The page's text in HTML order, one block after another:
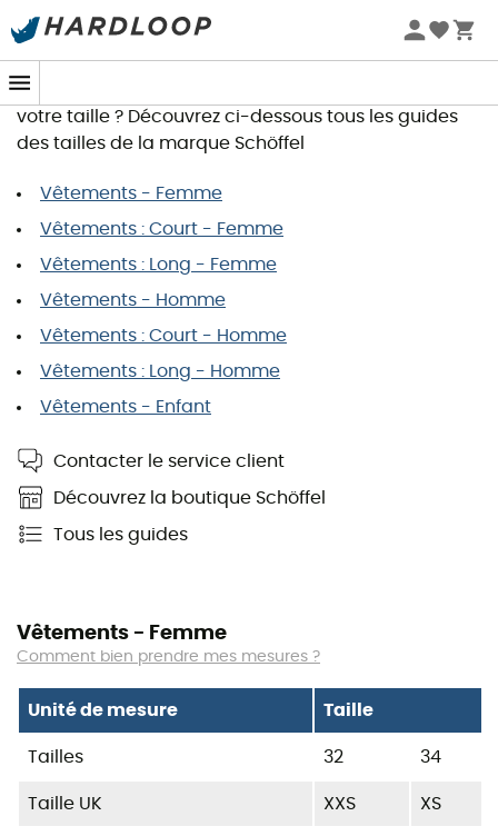
Guide des tailles Schöffel
Vous souhaitez commander un article et recherchez
votre taille ? Découvrez ci-dessous tous les guides
des tailles de la marque Schöffel
Vêtements - Femme
Vêtements : Court - Femme
Vêtements : Long - Femme
Vêtements - Homme
Vêtements : Court - Homme
Vêtements : Long - Homme
Vêtements - Enfant
Contacter le service client
Découvrez la boutique Schöffel
Tous les guides
Vêtements - Femme
Comment bien prendre mes mesures ?
Unité de mesure Taille
Tailles 32 34
Taille UK XXS XS